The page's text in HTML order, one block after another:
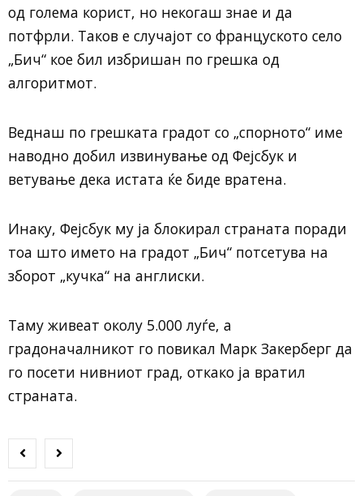
од голема корист, но некогаш знае и да
потфрли. Таков е случајот со француското село
„Бич“ кое бил избришан по грешка од
алгоритмот.
Веднаш по грешката градот со „спорното“ име
наводно добил извинување од Фејсбук и
ветување дека истата ќе биде вратена.
Инаку, Фејсбук му ја блокирал страната поради
тоа што името на градот „Бич“ потсетува на
зборот „кучка“ на англиски.
Таму живеат околу 5.000 луѓе, а
градоначалникот го повикал Марк Закерберг да
го посети нивниот град, откако ја вратил
страната.